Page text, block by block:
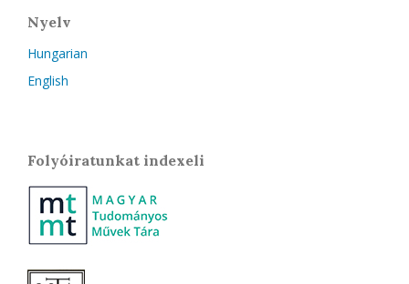
Nyelv
Hungarian
English
Folyóiratunkat indexeli